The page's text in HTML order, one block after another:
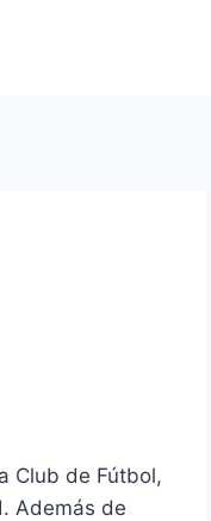
Club de Fútbol,
Además de